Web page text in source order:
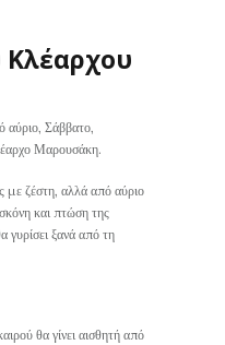
αύριο, Σάββατο,
Μαρουσάκη.
με ζέστη, αλλά από αύριο
και πτώση της
γυρίσει ξανά από τη
θα γίνει αισθητή από